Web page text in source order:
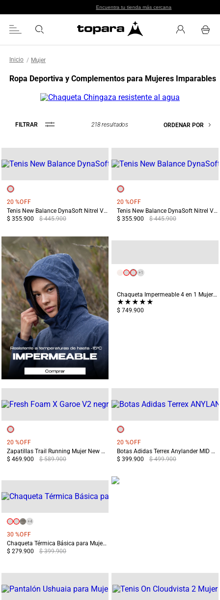
Encuentra tu tienda más cercana
Mujer
Ropa Deportiva y Complementos para Mujeres Imparables
FILTRAR 218resultados ORDENAR POR
20 %OFF
Tenis New Balance DynaSoft Nitrel V6 Mujer Terreo
$ 355.900
$ 445.900
20 %OFF
Tenis New Balance DynaSoft Nitrel V6 Mujer Gris
$ 355.900
$ 445.900
+1
Chaqueta Impermeable 4 en 1 Mujer Chingaza Azul
★★★★★
$ 749.900
20 %OFF
Zapatillas Trail Running Mujer New Balance Garoe V2 Negras
$ 469.900
$ 589.900
20 %OFF
Botas Adidas Terrex Anylander MID Mujer Negro/Gris
$ 399.900
$ 499.900
+4
30 %OFF
Chaqueta Térmica Básica para Mujer Chiloé Blanca
$ 279.900
$ 399.900